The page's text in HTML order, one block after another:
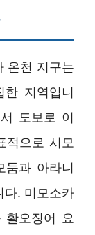
온천 지구는
지역입니
도보로 이
적으로 시모
둠과 아라니
다. 미모소카
활오징어 요